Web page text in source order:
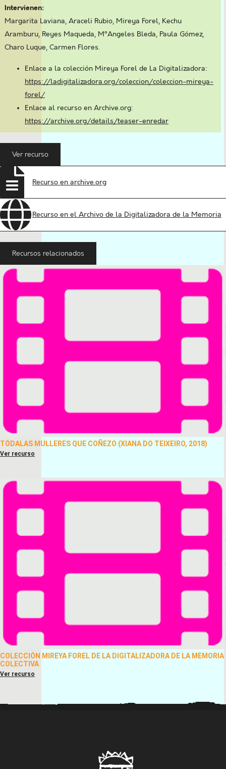
Intervienen:
Margarita Laviana, Araceli Rubio, Mireya Forel, Kechu
Aramburu, Reyes Maqueda, MªAngeles Bleda, Paula Gómez,
Charo Luque, Carmen Flores.
Enlace a la colección Mireya Forel de La Digitalizadora:
https://ladigitalizadora.org/coleccion/coleccion-mireya-
forel/
Enlace al recurso en Archive.org:
https://archive.org/details/teaser-enredar
Ver recurso
Recurso en archive.org
Recurso en el Archivo de la Digitalizadora de la Memoria
Recursos relacionados
TÓDALAS MULLERES QUE COÑEZO (XIANA DO TEIXEIRO, 2018)
Ver recurso
COLECCIÓN MIREYA FOREL DE LA DIGITALIZADORA DE LA MEMORIA
COLECTIVA
Ver recurso